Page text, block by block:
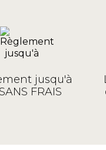
jusqu'à
FRAIS